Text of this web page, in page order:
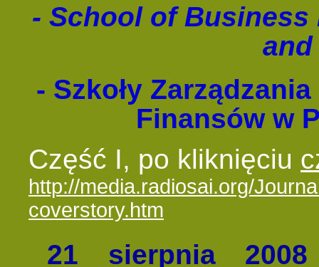
- School of
- Szkoły
Finansów w
Część I, po kliknięciu
http://media.radiosai.org/
coverstory.htm
21 sierpnia 2008